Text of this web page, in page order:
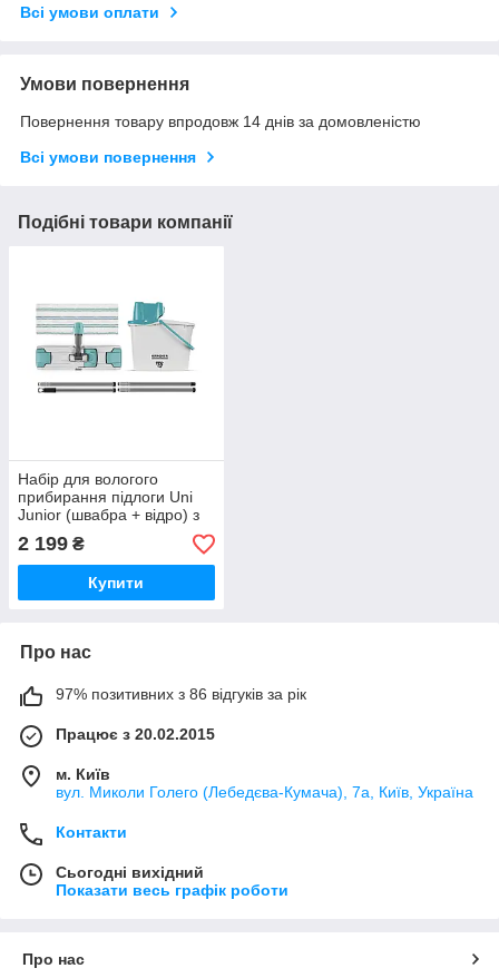
Всі умови оплати
Умови повернення
Повернення товару впродовж 14 днів за домовленістю
Всі умови повернення
Подібні товари компанії
Набір для вологого
прибирання підлоги Uni
Junior (швабра + відро) з
рукояткою, TTS
2 199 ₴
Купити
Про нас
97% позитивних з 86 відгуків за рік
Працює з 20.02.2015
м. Київ
вул. Миколи Голего (Лебедєва-Кумача), 7а, Київ, Україна
Контакти
Сьогодні вихідний
Показати весь графік роботи
Про нас